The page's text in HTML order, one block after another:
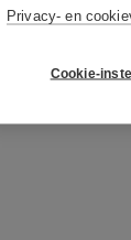
Privacy- en
Cookie-